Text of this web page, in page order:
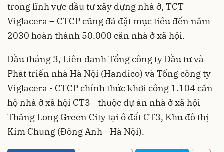
trong lĩnh vực đầu tư xây dựng nhà ở, TCT
Viglacera – CTCP cũng đã đặt mục tiêu đến năm
2030 hoàn thành 50.000 căn nhà ở xã hội.
Đầu tháng 3, Liên danh Tổng công ty Đầu tư và
Phát triển nhà Hà Nội (Handico) và Tổng công ty
Viglacera - CTCP chính thức khởi công 1.104 căn
hộ nhà ở xã hội CT3 - thuộc dự án nhà ở xã hội
Thăng Long Green City tại ô đất CT3, Khu đô thị
Kim Chung (Đông Anh - Hà Nội).